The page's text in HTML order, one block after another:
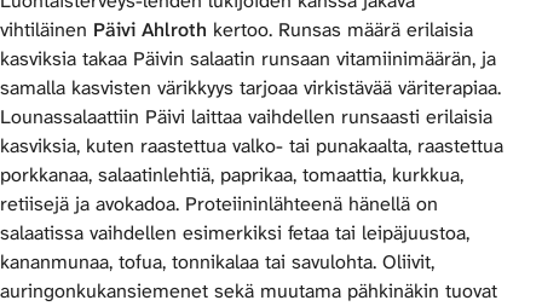
vihtiläinen Päivi Ahlroth kertoo. Runsas määrä erilaisia
kasviksia takaa Päivin salaatin runsaan vitamiinimäärän, ja
samalla kasvisten värikkyys tarjoaa virkistävää väriterapiaa.
Lounassalaattiin Päivi laittaa vaihdellen runsaasti erilaisia
kasviksia, kuten raastettua valko- tai punakaalta, raastettua
porkkanaa, salaatinlehtiä, paprikaa, tomaattia, kurkkua,
retiisejä ja avokadoa. Proteiininlähteenä hänellä on
salaatissa vaihdellen esimerkiksi fetaa tai leipäjuustoa,
kananmunaa, tofua, tonnikalaa tai savulohta. Oliivit,
auringonkukansiemenet sekä muutama pähkinäkin tuovat